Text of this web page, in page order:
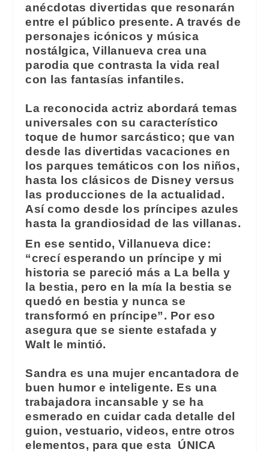
anécdotas divertidas que resonarán
entre el público presente. A través de
personajes icónicos y música
nostálgica, Villanueva crea una
parodia que contrasta la vida real
con las fantasías infantiles.
La reconocida actriz abordará temas
universales con su característico
toque de humor sarcástico; que van
desde las divertidas vacaciones en
los parques temáticos con los niños,
hasta los clásicos de Disney versus
las producciones de la actualidad.
Así como desde los príncipes azules
hasta la grandiosidad de las villanas.
En ese sentido, Villanueva dice:
“crecí esperando un príncipe y mi
historia se pareció más a La bella y
la bestia, pero en la mía la bestia se
quedó en bestia y nunca se
transformó en príncipe”. Por eso
asegura que se siente estafada y
Walt le mintió.
Sandra es una mujer encantadora de
buen humor e inteligente. Es una
trabajadora incansable y se ha
esmerado en cuidar cada detalle del
guion, vestuario, videos, entre otros
elementos, para que esta ÚNICA